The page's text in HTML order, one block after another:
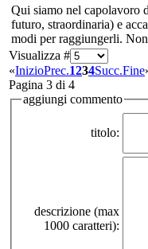
Qui siamo nel capolavoro
futuro, straordinaria) e
modi per raggiungerli.
Visualizza #
«InizioPrec.1234Succ.Fine
Pagina 3 di 4
aggiungi commento
titolo:
descrizione (max
1000 caratteri):